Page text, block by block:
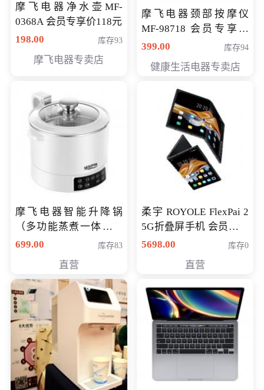
摩飞电器净水壶MF-
0368A 会员专享价118元
198.00
库存93
摩飞电器专卖店
摩飞电器颈部按摩仪
MF-98718 会员专享价
299元
399.00 库存94
健康生活电器专卖店
摩飞电器智能升降锅
（多功能蒸煮一体锅）
（智能升降养生锅） 会
699.00 库存83
直营
柔宇 ROYOLE FlexPai 2
5G折叠屏手机 会员专享
购买价格 4998元
5698.00 库存0
直营